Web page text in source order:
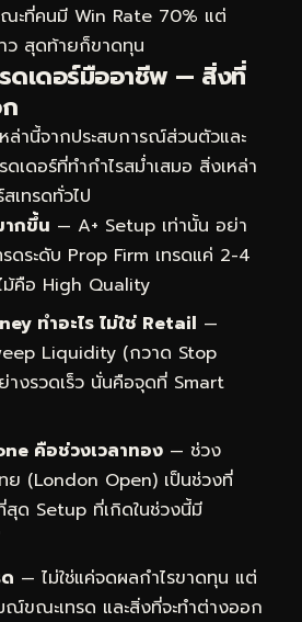
ขณะที่คนมี Win Rate 70% แต่
ว สุดท้ายก็ขาดทุน
ดเดอร์มืออาชีพ — สิ่งที่
ล่านี้จากประสบการณ์ส่วนตัวและ
เดอร์ที่ทำกำไรสม่ำเสมอ สิ่งเหล่า
เทรดทั่วไป
ากขึ้น — A+ Setup เท่านั้น อย่า
รดระดับ Prop Firm เทรดแค่ 2-4
คือ High Quality
ทำอะไร ไม่ใช่ Retail —
Liquidity (กวาด Stop
งรวดเร็ว นั่นคือจุดที่ Smart
คือช่วงเวลาทอง — ช่วง
ย (London Open) เป็นช่วงที่
สุด Setup ที่เกิดในช่วงนี้มี
— ไม่ใช่แค่จดผลกำไรขาดทุน แต่
ณ์ขณะเทรด และสิ่งที่จะทำต่างออก